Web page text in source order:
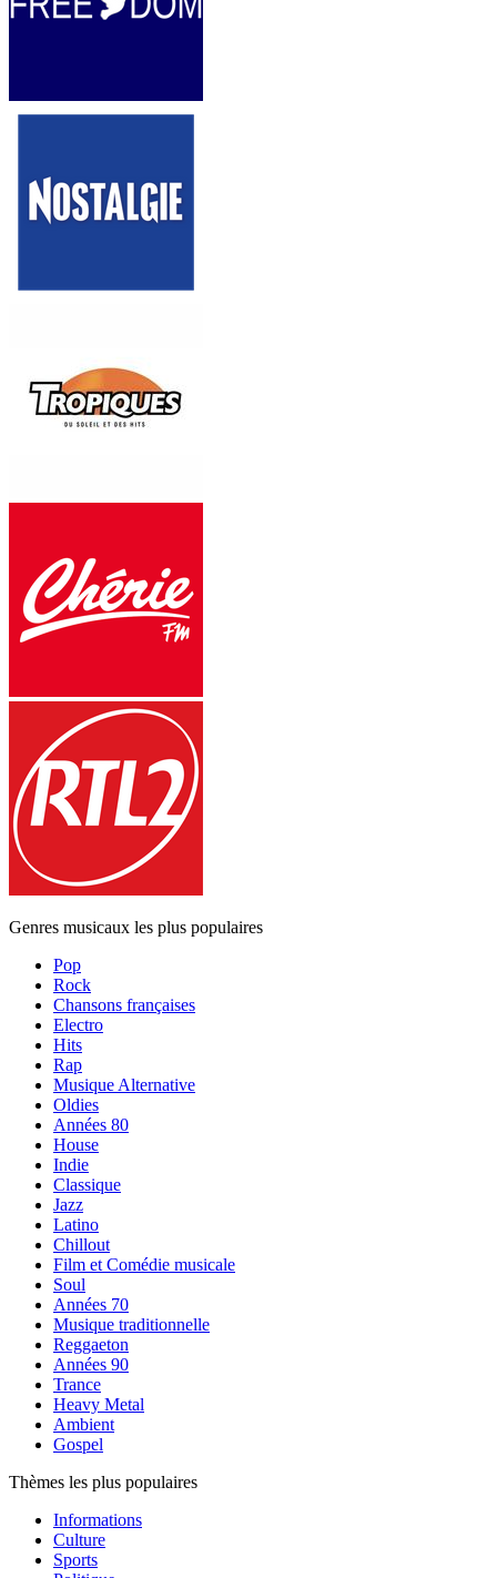
Genres musicaux les plus populaires
Pop
Rock
Chansons françaises
Electro
Hits
Rap
Musique Alternative
Oldies
Années 80
House
Indie
Classique
Jazz
Latino
Chillout
Film et Comédie musicale
Soul
Années 70
Musique traditionnelle
Reggaeton
Années 90
Trance
Heavy Metal
Ambient
Gospel
Thèmes les plus populaires
Informations
Culture
Sports